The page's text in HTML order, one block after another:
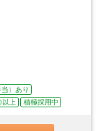
）あり
以上 積極採用中